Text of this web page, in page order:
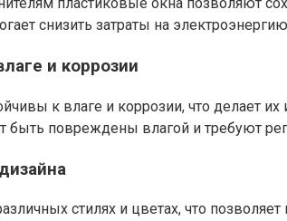
пластиковые окна позволяют
снизить затраты на
и коррозии
к влаге и коррозии, что делает
быть повреждены влагой и требуют
стилях и цветах, что